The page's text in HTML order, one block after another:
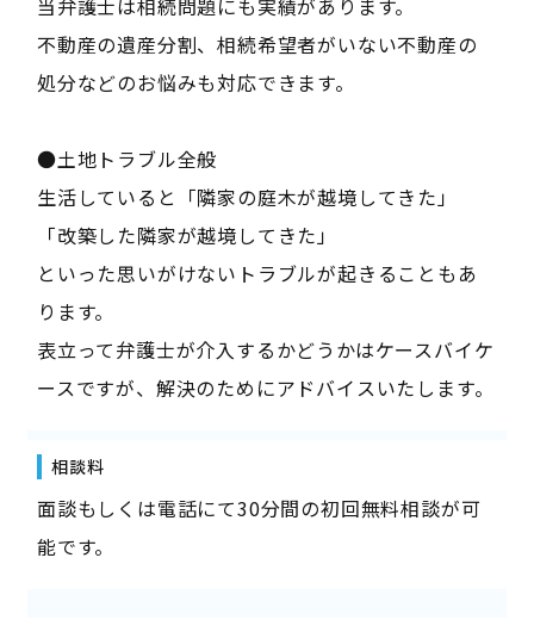
不動産の遺産分割、相続希望者がいない不動産の
処分などのお悩みも対応できます。
●土地トラブル全般
生活していると「隣家の庭木が越境してきた」
「改築した隣家が越境してきた」
といった思いがけないトラブルが起きることもあ
ります。
表立って弁護士が介入するかどうかはケースバイケ
ースですが、解決のためにアドバイスいたします。
相談料
面談もしくは電話にて30分間の初回無料相談が可
能です。